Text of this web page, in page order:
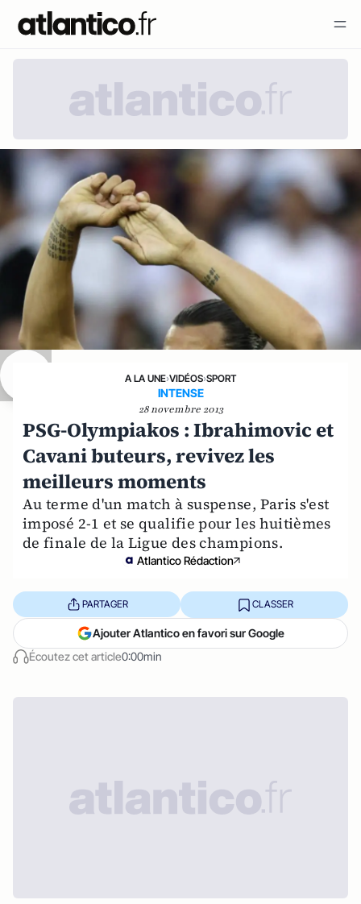
A LA UNE›VIDÉOS›SPORT
INTENSE
28 novembre 2013
PSG-Olympiakos : Ibrahimovic et
Cavani buteurs, revivez les
meilleurs moments
Au terme d'un match à suspense, Paris s'est
imposé 2-1 et se qualifie pour les huitièmes
de finale de la Ligue des champions.
Atlantico Rédaction
Écoutez cet article0:00min
PARTAGER CLASSER
Ajouter Atlantico en favori sur Google